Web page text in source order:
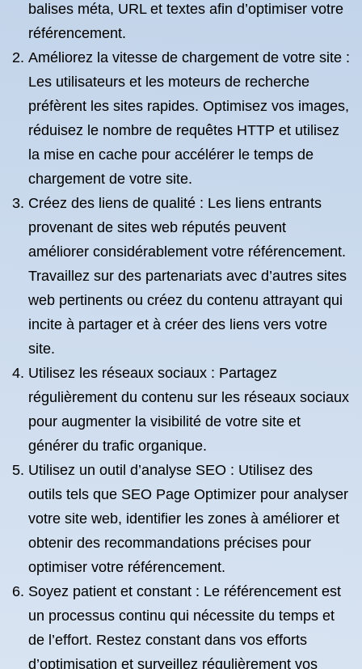
balises méta, URL et textes afin d’optimiser votre
référencement.
Améliorez la vitesse de chargement de votre site :
Les utilisateurs et les moteurs de recherche
préfèrent les sites rapides. Optimisez vos images,
réduisez le nombre de requêtes HTTP et utilisez
la mise en cache pour accélérer le temps de
chargement de votre site.
Créez des liens de qualité : Les liens entrants
provenant de sites web réputés peuvent
améliorer considérablement votre référencement.
Travaillez sur des partenariats avec d’autres sites
web pertinents ou créez du contenu attrayant qui
incite à partager et à créer des liens vers votre
site.
Utilisez les réseaux sociaux : Partagez
régulièrement du contenu sur les réseaux sociaux
pour augmenter la visibilité de votre site et
générer du trafic organique.
Utilisez un outil d’analyse SEO : Utilisez des
outils tels que SEO Page Optimizer pour analyser
votre site web, identifier les zones à améliorer et
obtenir des recommandations précises pour
optimiser votre référencement.
Soyez patient et constant : Le référencement est
un processus continu qui nécessite du temps et
de l’effort. Restez constant dans vos efforts
d’optimisation et surveillez régulièrement vos